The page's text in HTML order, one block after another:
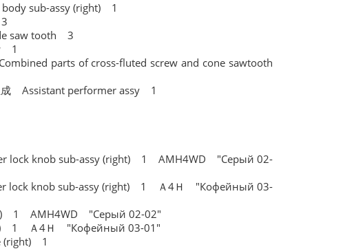
body sub-assy (right) 1
3
saw tooth 3
1
parts of cross-fluted screw and cone sawtooth
总成 Assistant performer assy 1
lock knob sub-assy (right) 1 AMH4WD "Серый 02-
lock knob sub-assy (right) 1 Ａ4Ｈ "Кофейный 03-
1 AMH4WD "Серый 02-02"
1 Ａ4Ｈ "Кофейный 03-01"
(right) 1